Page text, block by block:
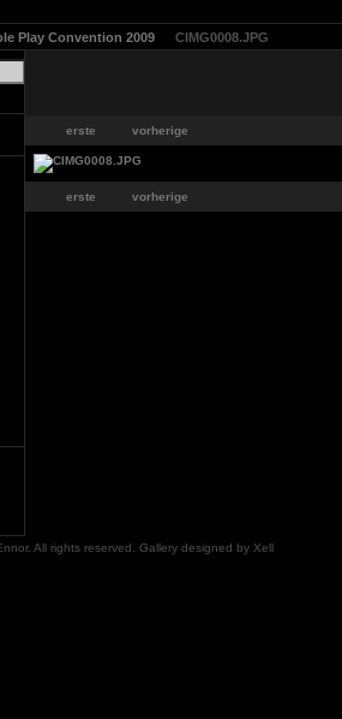
Play Convention 2009 CIMG0008.JPG
erste vorherige
erste vorherige
All rights reserved. Gallery designed by Xell